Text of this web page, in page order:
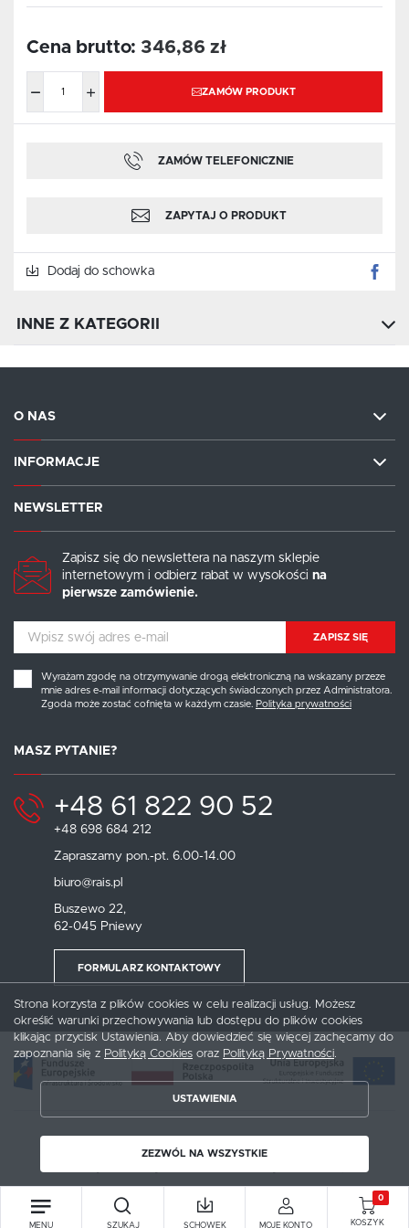
Cena brutto: 346,86 zł
ZAMÓW PRODUKT
ZAMÓW TELEFONICZNIE
ZAPYTAJ O PRODUKT
Dodaj do schowka
INNE Z KATEGORII
O NAS
INFORMACJE
NEWSLETTER
Zapisz się do newslettera na naszym sklepie
internetowym i odbierz rabat w wysokości na
pierwsze zamówienie.
ZAPISZ SIĘ
Wyrażam zgodę na otrzymywanie drogą elektroniczną na wskazany przeze
mnie adres e-mail informacji dotyczących świadczonych przez Administratora.
Zgoda może zostać cofnięta w każdym czasie. Polityka prywatności
MASZ PYTANIE?
+48 61 822 90 52
+48 698 684 212
Zapraszamy pon.-pt. 6.00-14.00
biuro@rais.pl
Buszewo 22,
62-045 Pniewy
FORMULARZ KONTAKTOWY
Copyright by rais.pl
MENU SZUKAJ SCHOWEK MOJE KONTO
0
KOSZYK
Strona korzysta z plików cookies w celu realizacji usług. Możesz
określić warunki przechowywania lub dostępu do plików cookies
klikając przycisk Ustawienia. Aby dowiedzieć się więcej zachęcamy do
zapoznania się z Polityką Cookies oraz Polityką Prywatności.
USTAWIENIA
ZEZWÓL NA WSZYSTKIE
ZAPISZ WYBRANE
ZEZWÓL NA WSZYSTKIE